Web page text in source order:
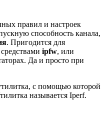
правил и настроек
способность канала,
. Пригодится для
ipfw, или
Да и просто при
с помощью которой
называется Iperf.